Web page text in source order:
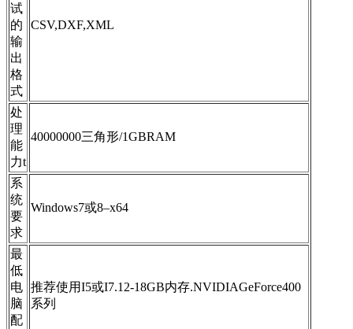
试
的
输
出
格
式
CSV,DXF,XML
处
理
能
力t
40000000三角形/1GBRAM
系
统
要
求
Windows7或8–x64
最
低
电
脑
配
推荐使用I5或I7.12-18GB内存.NVIDIAGeForce400
系列